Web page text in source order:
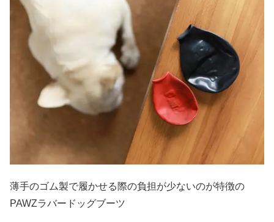
薄手のゴム製で履かせる際の負担が少ないのが特徴の
PAWZラバードッグブーツ